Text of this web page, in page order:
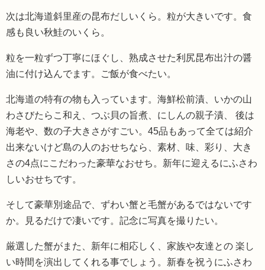
次は北海道斜里産の昆布だしいくら。粒が大きいです。食
感も良い秋鮭のいくら。
粒を一粒ずつ丁寧にほぐし、熟成させた利尻昆布出汁の醤
油に付け込んでます。ご飯が食べたい。
北海道の特有の物も入っています。海鮮松前漬、いかの山
わさびたらこ和え、つぶ貝の旨煮、にしんの親子漬、 後は
海老や、数の子大きさがすごい。45品もあって全ては紹介
出来ないけど島の人のおせちなら、素材、味、彩り、大き
さの4点にこだわった豪華なおせち。新年に迎えるにふさわ
しいおせちです。
そして豪華別途品で、ずわい蟹と毛蟹があるではないです
か。見るだけで凄いです。記念に写真を撮りたい。
厳選した蟹がまた、新年に相応しく、家族や友達との 楽し
い時間を演出してくれる事でしょう。新春を祝うにふさわ